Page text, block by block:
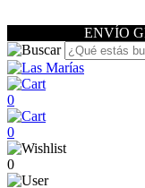
ENVÍO
0
0
0